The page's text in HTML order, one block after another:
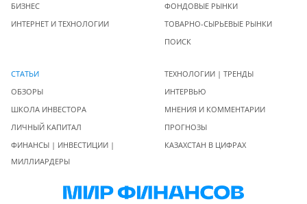
БИЗНЕС
ИНТЕРНЕТ И ТЕХНОЛОГИИ
ФОНДОВЫЕ РЫНКИ
ТОВАРНО-СЫРЬЕВЫЕ РЫНКИ
ПОИСК
СТАТЬИ
ОБЗОРЫ
ШКОЛА ИНВЕСТОРА
ЛИЧНЫЙ КАПИТАЛ
ФИНАНСЫ | ИНВЕСТИЦИИ |
МИЛЛИАРДЕРЫ
ТЕХНОЛОГИИ | ТРЕНДЫ
ИНТЕРВЬЮ
МНЕНИЯ И КОММЕНТАРИИ
ПРОГНОЗЫ
КАЗАХСТАН В ЦИФРАХ